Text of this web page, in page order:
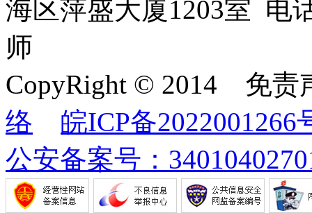
海区萍盛大厦1203室 电
师
CopyRight © 2014 免
络
皖ICP备2022001266
公安备案号：